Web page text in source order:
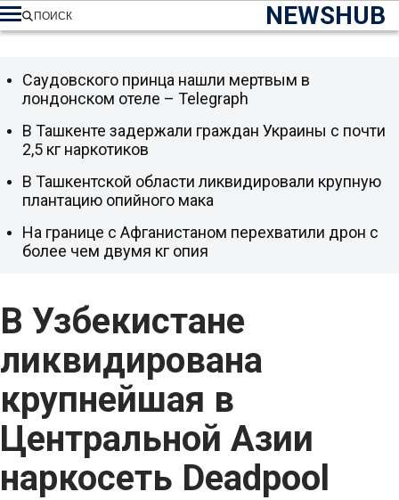
NEWSHUB
ПОИСК
В Узбекистане
ликвидирована
крупнейшая в
Центральной Азии
наркосеть Deadpool
Саудовского принца нашли мертвым в
лондонском отеле – Telegraph
В Ташкенте задержали граждан Украины с почти
2,5 кг наркотиков
В Ташкентской области ликвидировали крупную
плантацию опийного мака
На границе с Афганистаном перехватили дрон с
более чем двумя кг опия